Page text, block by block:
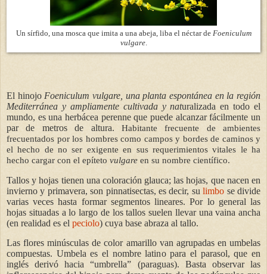
Un sírfido, una mosca que imita a una abeja, liba el néctar de Foeniculum
vulgare.
El hinojo Foeniculum vulgare, una planta espontánea en la región
Mediterránea y ampliamente cultivada y naturalizada en todo el
mundo, es una herbácea perenne que puede alcanzar fácilmente un
par de metros de altura. Habitante frecuente de ambientes
frecuentados por los hombres como campos y bordes de caminos y
el hecho de no ser exigente en sus requerimientos vitales le ha
hecho cargar con el epíteto vulgare en su nombre científico.
Tallos y hojas tienen una coloración glauca; las hojas, que nacen en
invierno y primavera, son pinnatisectas, es decir, sulimbo se divide
varias veces hasta formar segmentos lineares. Por lo general las
hojas situadas a lo largo de los tallos suelen llevar una vaina ancha
(en realidad es el peciolo) cuya base abraza al tallo.
Las flores minúsculas de color amarillo van agrupadas en umbelas
compuestas. Umbela es el nombre latino para el parasol, que en
inglés derivó hacia “umbrella” (paraguas). Basta observar las